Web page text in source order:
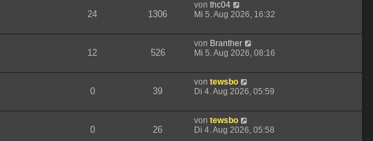
24 1306
von thc04
Mi 5. Aug 2026, 16:32
12 526
von Branther
Mi 5. Aug 2026, 08:16
0 39
von tewsbo
Di 4. Aug 2026, 05:59
0 26
von tewsbo
Di 4. Aug 2026, 05:58